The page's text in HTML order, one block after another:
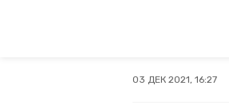
03 ДЕК 2021, 16:27